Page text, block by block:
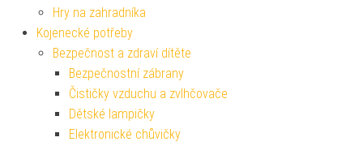
Hry na zahradníka
Kojenecké potřeby
Bezpečnost a zdraví dítěte
Bezpečnostní zábrany
Čističky vzduchu a zvlhčovače
Dětské lampičky
Elektronické chůvičky